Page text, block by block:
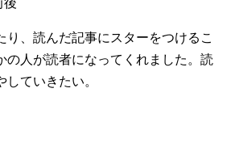
後
り、読んだ記事にスターをつけるこ
の人が読者になってくれました。読
ていきたい。